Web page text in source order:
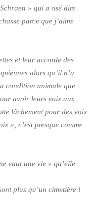
» qui a osé dire
parce que j’aime
et leur accorde des
alors qu’il n’a
condition animale que
avoir leurs voix aux
lâchement pour des voix
», c’est presque comme
vaut une vie » qu’elle
plus qu’un cimetière !